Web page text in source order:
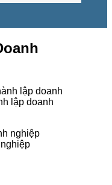
lập doanh
lập doanh